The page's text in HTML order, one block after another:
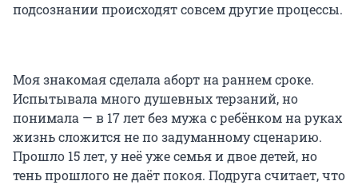
подсознании происходят совсем другие процессы.
Моя знакомая сделала аборт на раннем сроке.
Испытывала много душевных терзаний, но
понимала — в 17 лет без мужа с ребёнком на руках
жизнь сложится не по задуманному сценарию.
Прошло 15 лет, у неё уже семья и двое детей, но
тень прошлого не даёт покоя. Подруга считает, что